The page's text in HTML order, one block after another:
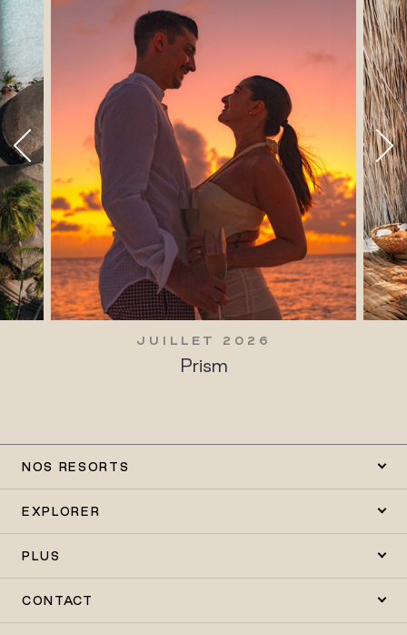
JUILLET 2026
Prism
NOS RESORTS
EXPLORER
PLUS
CONTACT